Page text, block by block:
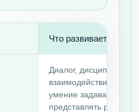
Что развивается
Диалог, дисциплина,
взаимодействие со
умение задавать
представлять